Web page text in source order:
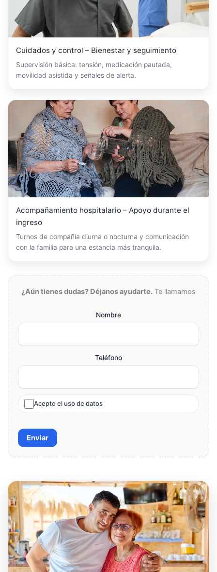
Cuidados y control – Bienestar y seguimiento
Supervisión básica: tensión, medicación pautada,
movilidad asistida y señales de alerta.
Acompañamiento hospitalario – Apoyo durante el
ingreso
Turnos de compañía diurna o nocturna y comunicación
con la familia para una estancia más tranquila.
¿Aún tienes dudas? Déjanos ayudarte. Te llamamos
Nombre
Teléfono
Acepto el uso de datos
Enviar